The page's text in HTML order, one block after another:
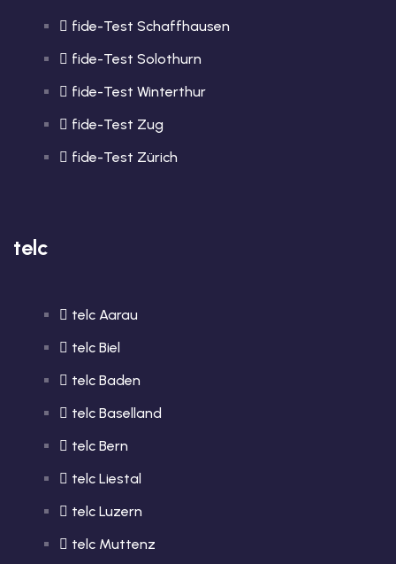
fide-Test Schaffhausen
fide-Test Solothurn
fide-Test Winterthur
fide-Test Zug
fide-Test Zürich
telc
telc Aarau
telc Biel
telc Baden
telc Baselland
telc Bern
telc Liestal
telc Luzern
telc Muttenz